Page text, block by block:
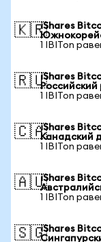
🇰🇷iShares
1 IBITon
🇷🇺iShares
Российский
1 IBITon
🇨🇦iShares
Канадский
1 IBITon
🇦🇺iShares
1 IBITon
🇸🇬iShares